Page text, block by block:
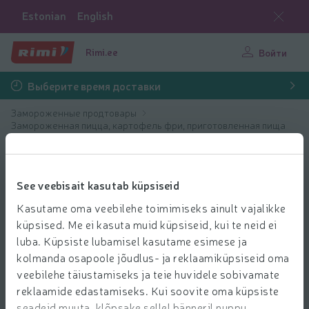
See veebisait kasutab küpsiseid
Kasutame oma veebilehe toimimiseks ainult vajalikke
küpsised. Me ei kasuta muid küpsiseid, kui te neid ei
luba. Küpsiste lubamisel kasutame esimese ja
kolmanda osapoole jõudlus- ja reklaamiküpsiseid oma
veebilehe täiustamiseks ja teie huvidele sobivamate
reklaamide edastamiseks. Kui soovite oma küpsiste
Estonian English
Rimi.ee Войти
Выберите время доставки
Замороженные продтовары
Замороженная пицца, картофель фри, приготовленная пища